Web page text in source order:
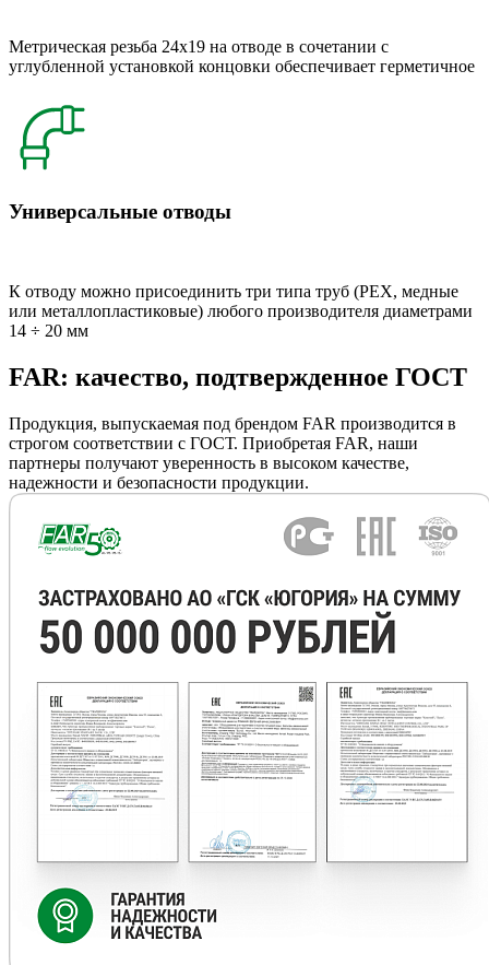
Метрическая резьба 24x19 на отводе в сочетании с
углубленной установкой концовки обеспечивает герметичное
Универсальные отводы
К отводу можно присоединить три типа труб (РЕХ, медные
или металлопластиковые) любого производителя диаметрами
14 ÷ 20 мм
FAR: качество, подтвержденное ГОСТ
Продукция, выпускаемая под брендом FAR производится в
строгом соответствии с ГОСТ. Приобретая FAR, наши
партнеры получают уверенность в высоком качестве,
надежности и безопасности продукции.